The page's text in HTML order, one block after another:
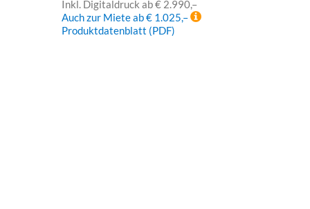
Inkl. Digitaldruck ab € 2.990,–
Auch zur Miete ab € 1.025,–
Produktdatenblatt (PDF)